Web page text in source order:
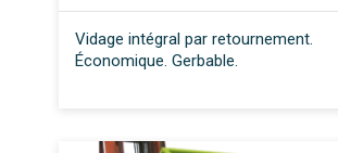
Vidage intégral par retournement.
Économique. Gerbable.